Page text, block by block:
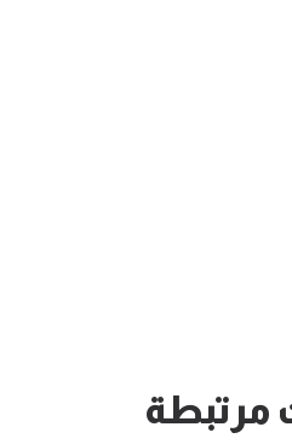
مرتبطة